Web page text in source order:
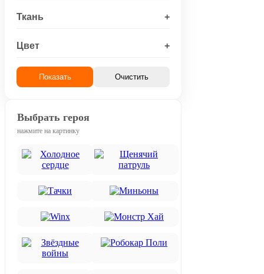
Ткань +
Цвет +
Показать Очистить
Выбрать героя
нажмите на картинку